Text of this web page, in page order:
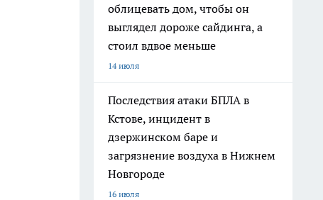
облицевать дом, чтобы он
выглядел дороже сайдинга, а
стоил вдвое меньше
14 июля
Последствия атаки БПЛА в
Кстове, инцидент в
дзержинском баре и
загрязнение воздуха в Нижнем
Новгороде
16 июля